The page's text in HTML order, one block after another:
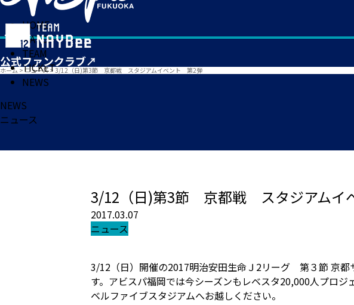
HOME
MATCH
TEAM
TICKET
NEWS
ホーム > ニュース> 3/12（日)第3節 京都戦 スタジアムイベント 第2弾
NEWS
ニュース
3/12（日)第3節 京都戦 スタジアムイ
2017.03.07
ニュース
3/12（日）開催の2017明治安田生命Ｊ2リーグ 第３節 京都
す。アビスパ福岡では今シーズンもレベスタ20,000人プロ
ベルファイブスタジアムへお越しください。